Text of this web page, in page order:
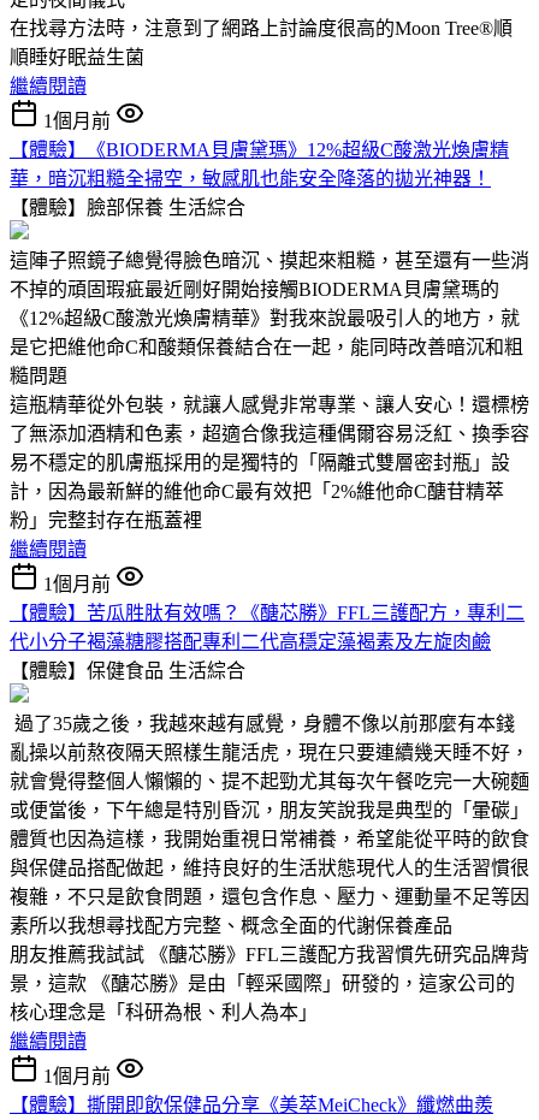
在找尋方法時，注意到了網路上討論度很高的Moon Tree®順
順睡好眠益生菌
繼續閱讀
1個月前
【體驗】《BIODERMA貝膚黛瑪》12%超級C酸激光煥膚精
華，暗沉粗糙全掃空，敏感肌也能安全降落的拋光神器！
【體驗】臉部保養 生活綜合
這陣子照鏡子總覺得臉色暗沉、摸起來粗糙，甚至還有一些消
不掉的頑固瑕疵最近剛好開始接觸BIODERMA貝膚黛瑪的
《12%超級C酸激光煥膚精華》對我來說最吸引人的地方，就
是它把維他命C和酸類保養結合在一起，能同時改善暗沉和粗
糙問題
這瓶精華從外包裝，就讓人感覺非常專業、讓人安心！還標榜
了無添加酒精和色素，超適合像我這種偶爾容易泛紅、換季容
易不穩定的肌膚瓶採用的是獨特的「隔離式雙層密封瓶」設
計，因為最新鮮的維他命C最有效把「2%維他命C醣苷精萃
粉」完整封存在瓶蓋裡
繼續閱讀
1個月前
【體驗】苦瓜胜肽有效嗎？《醣芯勝》FFL三護配方，專利二
代小分子褐藻糖膠搭配專利二代高穩定藻褐素及左旋肉鹼
【體驗】保健食品 生活綜合
過了35歲之後，我越來越有感覺，身體不像以前那麼有本錢
亂操以前熬夜隔天照樣生龍活虎，現在只要連續幾天睡不好，
就會覺得整個人懶懶的、提不起勁尤其每次午餐吃完一大碗麵
或便當後，下午總是特別昏沉，朋友笑說我是典型的「暈碳」
體質也因為這樣，我開始重視日常補養，希望能從平時的飲食
與保健品搭配做起，維持良好的生活狀態現代人的生活習慣很
複雜，不只是飲食問題，還包含作息、壓力、運動量不足等因
素所以我想尋找配方完整、概念全面的代謝保養產品
朋友推薦我試試 《醣芯勝》FFL三護配方我習慣先研究品牌背
景，這款 《醣芯勝》是由「輕采國際」研發的，這家公司的
核心理念是「科研為根、利人為本」
繼續閱讀
1個月前
【體驗】撕開即飲保健品分享《美萃MeiCheck》纖燃曲羨